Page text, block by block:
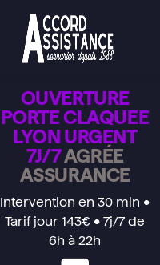
OUVERTURE
PORTE CLAQUEE
LYON URGENT
7J/7AGRÉE
ASSURANCE
Intervention en 30 min •
Tarif jour 143€ • 7j/7 de
6h à 22h